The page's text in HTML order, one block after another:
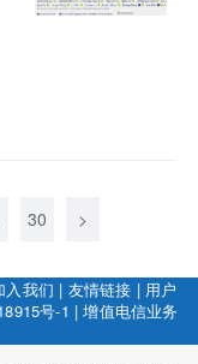
30 >
入我们 | 友情链接 | 用户
号-1 |增值电信业务